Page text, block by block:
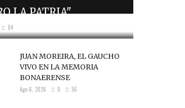
LA PATRIA"
84
JUAN MOREIRA, EL GAUCHO
VIVO EN LA MEMORIA
BONAERENSE
Ago 6, 2026 0 56